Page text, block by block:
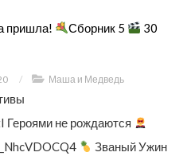
пришла! Сборник 5
30
/ Маша и Медведь
не рождаются
Званый Ужин